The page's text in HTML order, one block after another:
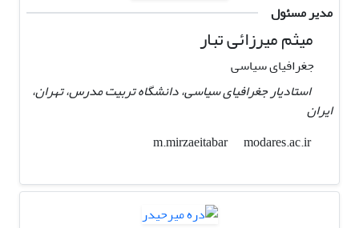
مدیر مسئول
میثم میرزائی تبار
جغرافیای سیاسی
استادیار جغرافیای سیاسی، دانشگاه تربیت مدرس، تهران،
ایران
m.mirzaeitabar
modares.ac.ir